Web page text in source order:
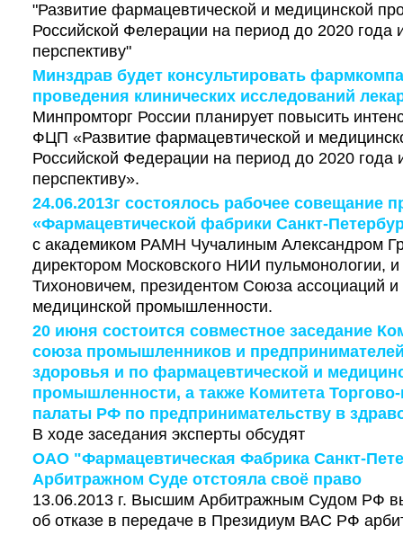
"Развитие фармацевтической и медицинской
Российской Фелерации на период до 2020
перспективу"
Минздрав будет консультировать
проведения клинических исследований
Минпромторг России планирует повысить
ФЦП «Развитие фармацевтической и
Российской Федерации на период до 2020
перспективу».
24.06.2013г состоялось рабочее совещание
«Фармацевтической фабрики Санкт-
с академиком РАМН Чучалиным Александром
директором Московского НИИ пульмонологии,
Тихоновичем, президентом Союза ассоциаций и
медицинской промышленности.
20 июня состоится совместное заседание
союза промышленников и
здоровья и по фармацевтической и
промышленности, а также Комитета
палаты РФ по предпринимательству в
В ходе заседания эксперты обсудят
ОАО "Фармацевтическая Фабрика Санкт-
Арбитражном Суде отстояла своё право
13.06.2013 г. Высшим Арбитражным Судом РФ
об отказе в передаче в Президиум ВАС РФ